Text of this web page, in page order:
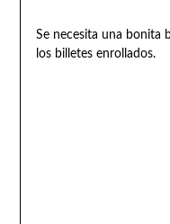
Se necesita una bonita
los billetes enrollados.